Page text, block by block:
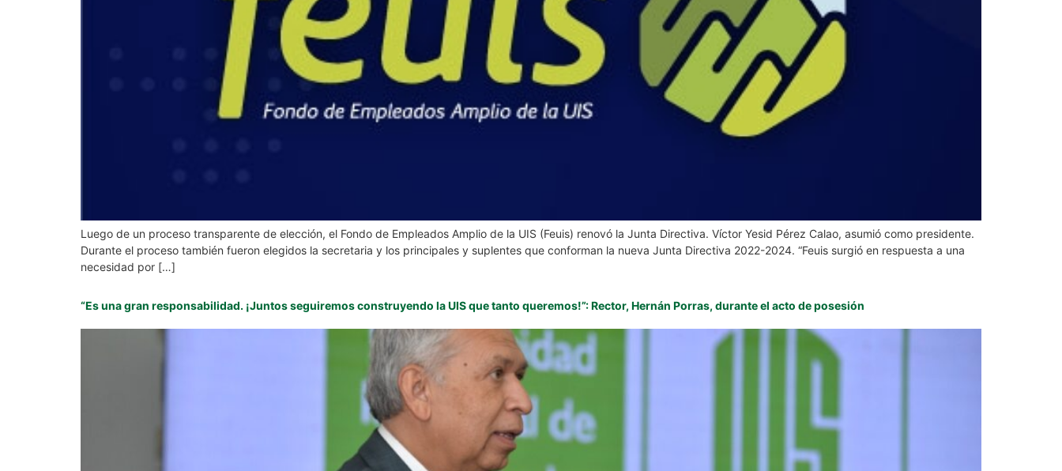
Luego de un proceso transparente de elección, el Fondo de Empleados Amplio de la UIS (Feuis) renovó la Junta Directiva. Víctor Yesid Pérez Calao, asumió como presidente.
Durante el proceso también fueron elegidos la secretaria y los principales y suplentes que conforman la nueva Junta Directiva 2022-2024. “Feuis surgió en respuesta a una
necesidad por […]
“Es una gran responsabilidad. ¡Juntos seguiremos construyendo la UIS que tanto queremos!”: Rector, Hernán Porras, durante el acto de posesión